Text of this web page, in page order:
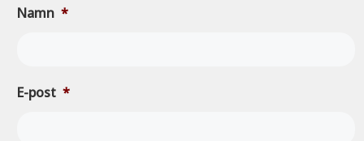
Namn *
E-post *